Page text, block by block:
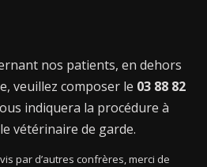
nos patients, en dehors
veuillez composer le 03 88 82
indiquera la procédure à
vétérinaire de garde.
par d’autres confrères, merci de